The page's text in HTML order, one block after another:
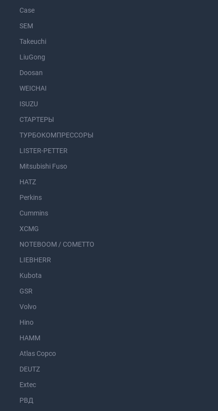
Case
SEM
Takeuchi
LiuGong
Doosan
WEICHAI
ISUZU
СТАРТЕРЫ
ТУРБОКОМПРЕССОРЫ
LISTER-PETTER
Mitsubishi Fuso
HATZ
Perkins
Cummins
XCMG
NOTEBOOM / COMETTO
LIEBHERR
Kubota
GSR
Volvo
Hino
HAMM
Atlas Copco
DEUTZ
Extec
РВД